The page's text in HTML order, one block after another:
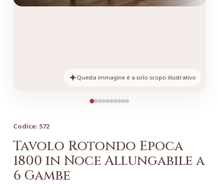
Questa immagine è a solo scopo illustrativo
Codice: 572
Tavolo Rotondo Epoca
1800 in Noce Allungabile a
6 Gambe